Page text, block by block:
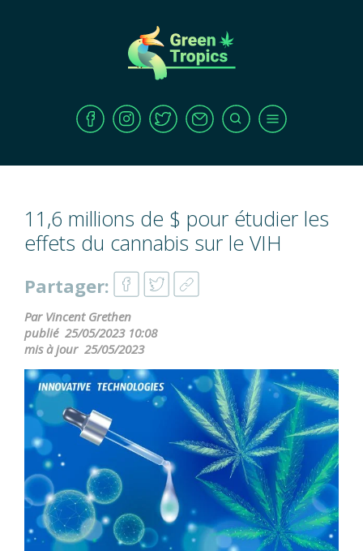
11,6 millions de $ pour étudier les
effets du cannabis sur le VIH
Partager:
Par Vincent Grethen
publié 25/05/2023 10:08
mis à jour 25/05/2023